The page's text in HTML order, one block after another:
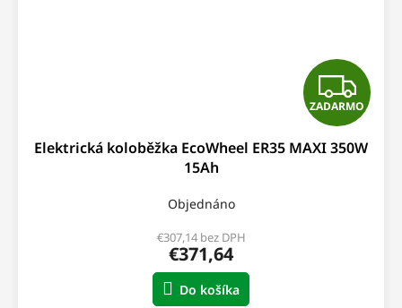
Z
A
D
ZADARMO
Elektrická koloběžka EcoWheel ER35 MAXI 350W
15Ah
Objednáno
€307,14 bez DPH
€371,64
Do košíka